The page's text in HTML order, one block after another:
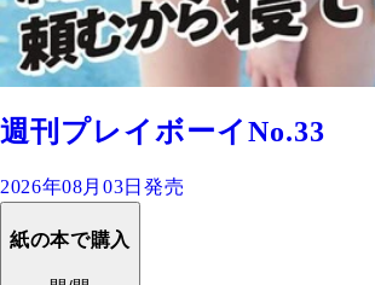
週刊プレイボーイNo.33
2026年08月03日発売
紙の本で購入